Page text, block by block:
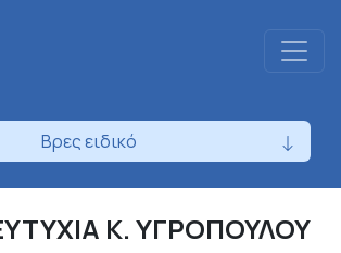
Βρες ειδικό
Κ. ΥΓΡΟΠΟΥΛΟΥ